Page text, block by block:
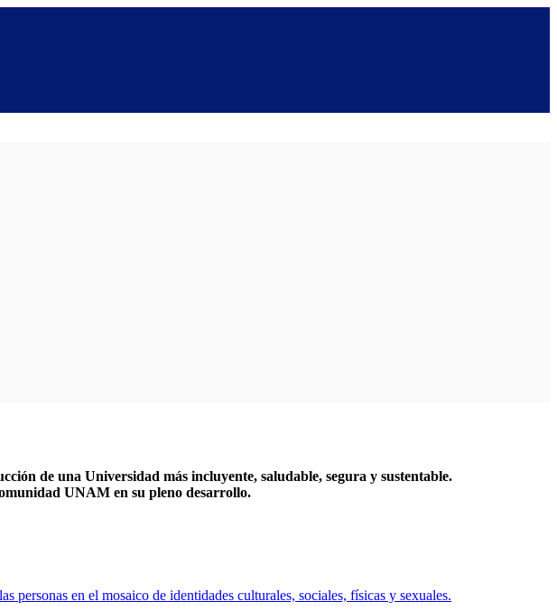
de una Universidad más incluyente, saludable, segura y sustentable.
UNAM en su pleno desarrollo.
personas en el mosaico de identidades culturales, sociales, físicas y sexuales.